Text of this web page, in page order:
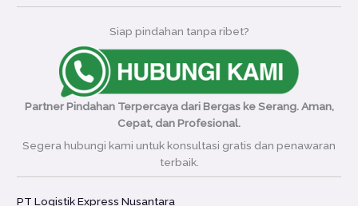
Siap pindahan tanpa ribet?
Partner Pindahan Terpercaya dari Bergas ke Serang. Aman,
Cepat, dan Profesional.
Segera hubungi kami untuk konsultasi gratis dan penawaran
terbaik.
PT Logistik Express Nusantara